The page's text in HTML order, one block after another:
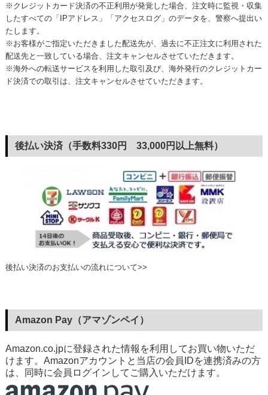
※クレジットカード決済の不正利用が発覚した場合、注文時に監視・収集
したすべての「IPアドレス」「アクセスログ」のデータを、警察へ提出い
たします。
※お客様がご指定いただきました配送先が、過去に不正注文に利用された
配送先と一致している場合、注文キャンセルさせていただきます。
※海外への転送サービスを利用した取引及び、海外発行のクレジットカー
ド決済での取引は、注文キャンセルさせていただきます。
後払い決済（手数料330円 33,000円以上無料）
後払い決済のお支払いの流れについて>>
Amazon Pay（アマゾンペイ）
Amazon.co.jpに登録された情報を利用してお買い物いただ
けます。Amazonアカウントと当店の会員IDを連携済みの方
は、同時に会員ログインしてご購入いただけます。